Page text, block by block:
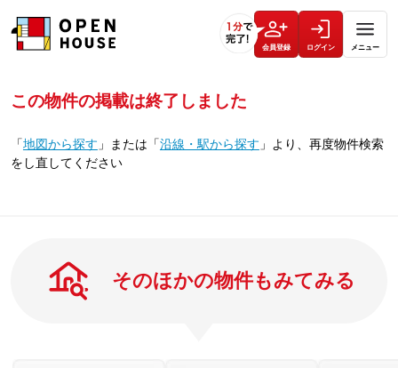
会員登録 ログイン メニュー
この物件の掲載は終了しました
「地図から探す 」 または 「沿線・駅から探す 」 より、再度物件検索
をし直してください
そのほかの物件もみてみる